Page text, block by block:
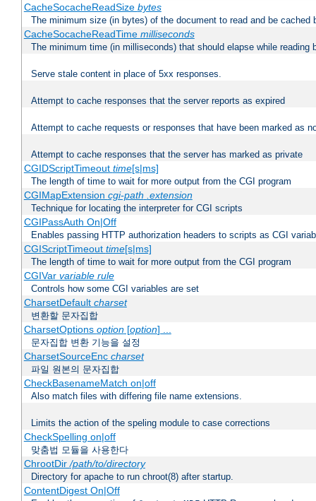
CacheSocacheReadSize bytes
The minimum size (in bytes) of the document to read and be cached
CacheSocacheReadTime milliseconds
The minimum time (in milliseconds) that should elapse while reading
Serve stale content in place of 5xx responses.
Attempt to cache responses that the server reports as expired
Attempt to cache requests or responses that have been marked as
Attempt to cache responses that the server has marked as private
CGIDScriptTimeout time[s|ms]
The length of time to wait for more output from the CGI program
CGIMapExtension cgi-path .extension
Technique for locating the interpreter for CGI scripts
CGIPassAuth On|Off
Enables passing HTTP authorization headers to scripts as CGI
CGIScriptTimeout time[s|ms]
The length of time to wait for more output from the CGI program
CGIVar variable rule
Controls how some CGI variables are set
CharsetDefault charset
변환할 문자집합
CharsetOptions option[option] ...
문자집합 변환 기능을 설정
CharsetSourceEnc charset
파일 원본의 문자집합
CheckBasenameMatch on|off
Also match files with differing file name extensions.
Limits the action of the speling module to case corrections
CheckSpelling on|off
맞춤법 모듈을 사용한다
ChrootDir/path/to/directory
Directory for apache to run chroot(8) after startup.
ContentDigest On|Off